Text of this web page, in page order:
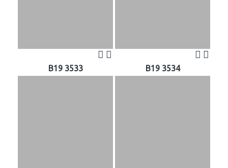
B19 3533 B19 3534